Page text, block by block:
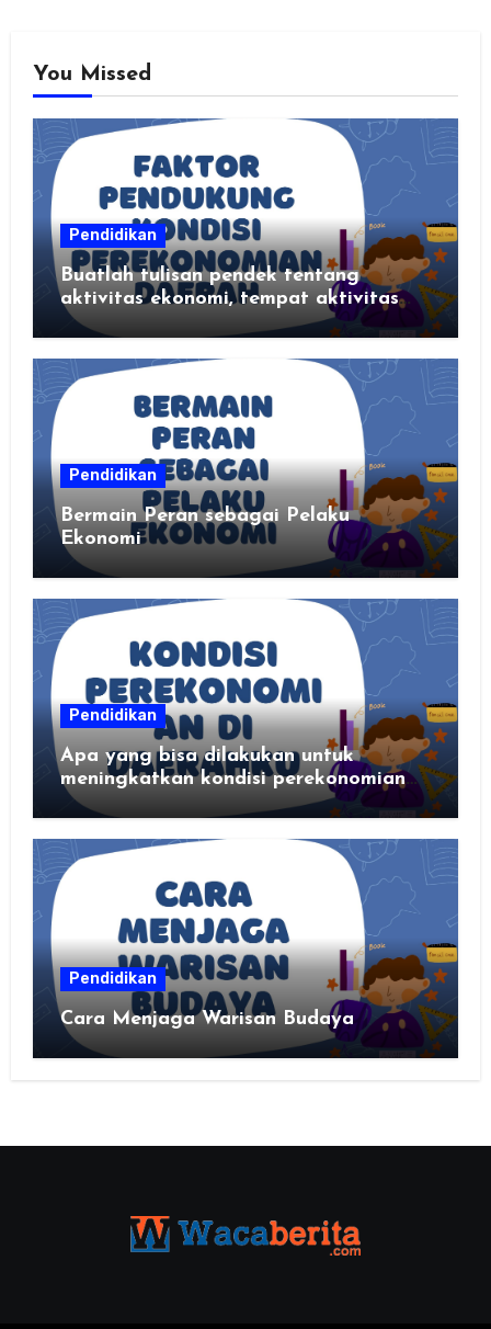
You Missed
Pendidikan
Buatlah tulisan pendek tentang
aktivitas ekonomi, tempat aktivitas
ekonomi, dan hasil produksi daerah
kalian
Pendidikan
Bermain Peran sebagai Pelaku
Ekonomi
Pendidikan
Apa yang bisa dilakukan untuk
meningkatkan kondisi perekonomian
daerahku?
Pendidikan
Cara Menjaga Warisan Budaya